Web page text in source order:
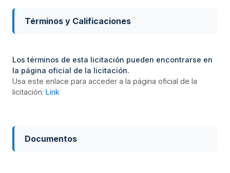
Términos y Calificaciones
Los términos de esta licitación pueden encontrarse en
la página oficial de la licitación.
Usa este enlace para acceder a la página oficial de la
licitación: Link
Documentos